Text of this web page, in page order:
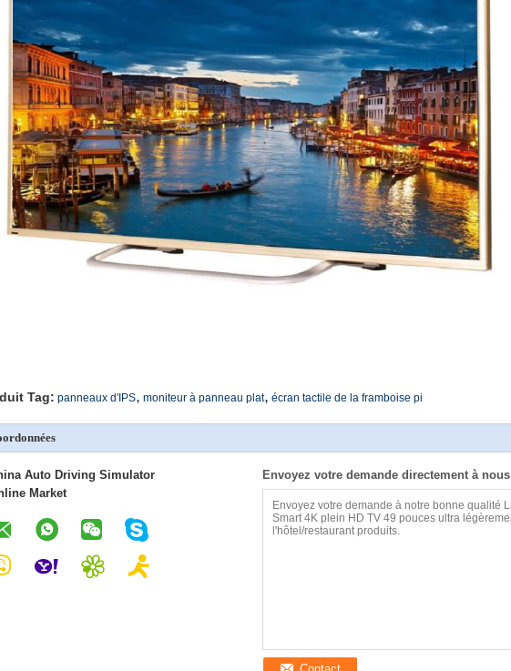
Tag: panneaux d'IPS, moniteur à panneau plat, écran tactile de la framboise pi
Auto Driving Simulator
Market
Envoyez votre demande directement à nous